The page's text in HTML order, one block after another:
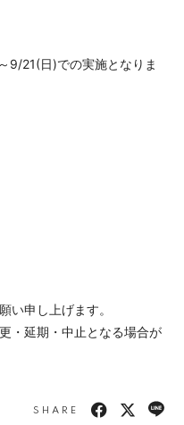
9/21(日)での実施となりま
い申し上げます。
・延期・中止となる場合が
SHARE